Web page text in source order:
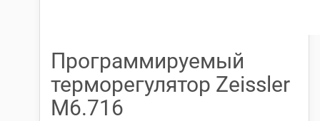
Программируемый
терморегулятор Zeissler
М6.716